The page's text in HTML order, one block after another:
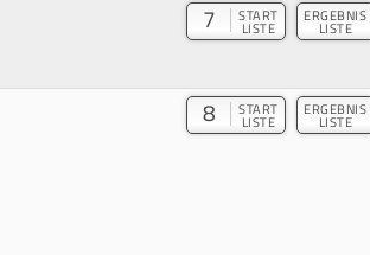
7 START
LISTE
ERGEBNIS
LISTE
8 START
LISTE
ERGEBNIS
LISTE